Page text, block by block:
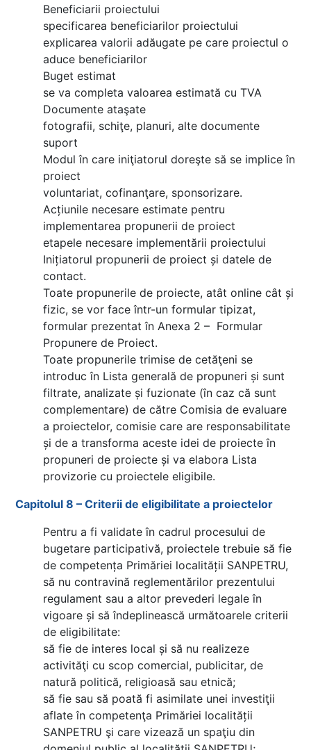
Beneficiarii proiectului
specificarea beneficiarilor proiectului
explicarea valorii adăugate pe care proiectul o
aduce beneficiarilor
Buget estimat
se va completa valoarea estimată cu TVA
Documente ataşate
fotografii, schiţe, planuri, alte documente
suport
Modul în care iniţiatorul doreşte să se implice în
proiect
voluntariat, cofinanţare, sponsorizare.
Acțiunile necesare estimate pentru
implementarea propunerii de proiect
etapele necesare implementării proiectului
Inițiatorul propunerii de proiect și datele de
contact.
Toate propunerile de proiecte, atât online cât și
fizic, se vor face într-un formular tipizat,
formular prezentat în Anexa 2 – Formular
Propunere de Proiect.
Toate propunerile trimise de cetăţeni se
introduc în Lista generală de propuneri și sunt
filtrate, analizate și fuzionate (în caz că sunt
complementare) de către Comisia de evaluare
a proiectelor, comisie care are responsabilitate
și de a transforma aceste idei de proiecte în
propuneri de proiecte și va elabora Lista
provizorie cu proiectele eligibile.
Capitolul 8 – Criterii de eligibilitate a proiectelor
Pentru a fi validate în cadrul procesului de
bugetare participativă, proiectele trebuie să fie
de competența Primăriei localității SANPETRU,
să nu contravină reglementărilor prezentului
regulament sau a altor prevederi legale în
vigoare și să îndeplinească următoarele criterii
de eligibilitate:
să fie de interes local și să nu realizeze
activităţi cu scop comercial, publicitar, de
natură politică, religioasă sau etnică;
să fie sau să poată fi asimilate unei investiţii
aflate în competenţa Primăriei localității
SANPETRU şi care vizează un spaţiu din